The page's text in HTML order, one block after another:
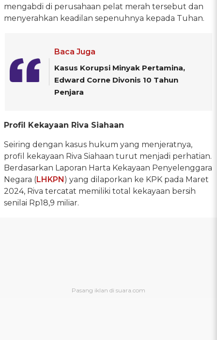
mengabdi di perusahaan pelat merah tersebut dan
menyerahkan keadilan sepenuhnya kepada Tuhan.
Baca Juga
Kasus Korupsi Minyak Pertamina,
Edward Corne Divonis 10 Tahun
Penjara
Profil Kekayaan Riva Siahaan
Seiring dengan kasus hukum yang menjeratnya,
profil kekayaan Riva Siahaan turut menjadi perhatian.
Berdasarkan Laporan Harta Kekayaan Penyelenggara
Negara (LHKPN) yang dilaporkan ke KPK pada Maret
2024, Riva tercatat memiliki total kekayaan bersih
senilai Rp18,9 miliar.